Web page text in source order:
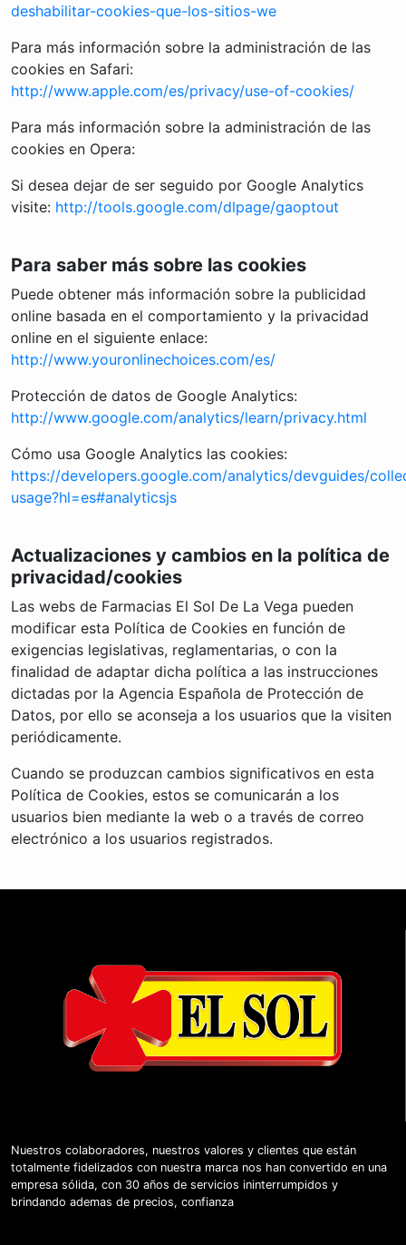
deshabilitar-cookies-que-los-sitios-we
Para más información sobre la administración de las
cookies en Safari:
http://www.apple.com/es/privacy/use-of-cookies/
Para más información sobre la administración de las
cookies en Opera:
Si desea dejar de ser seguido por Google Analytics
visite: http://tools.google.com/dlpage/gaoptout
Para saber más sobre las cookies
Puede obtener más información sobre la publicidad
online basada en el comportamiento y la privacidad
online en el siguiente enlace:
http://www.youronlinechoices.com/es/
Protección de datos de Google Analytics:
http://www.google.com/analytics/learn/privacy.html
Cómo usa Google Analytics las cookies:
https://developers.google.com/analytics/devguides/
usage?hl=es#analyticsjs
Actualizaciones y cambios en la política de
privacidad/cookies
Las webs de Farmacias El Sol De La Vega pueden
modificar esta Política de Cookies en función de
exigencias legislativas, reglamentarias, o con la
finalidad de adaptar dicha política a las instrucciones
dictadas por la Agencia Española de Protección de
Datos, por ello se aconseja a los usuarios que la visiten
periódicamente.
Cuando se produzcan cambios significativos en esta
Política de Cookies, estos se comunicarán a los
usuarios bien mediante la web o a través de correo
electrónico a los usuarios registrados.
Nuestros colaboradores, nuestros valores y clientes que están
totalmente fidelizados con nuestra marca nos han convertido en una
empresa sólida, con 30 años de servicios ininterrumpidos y
brindando ademas de precios, confianza